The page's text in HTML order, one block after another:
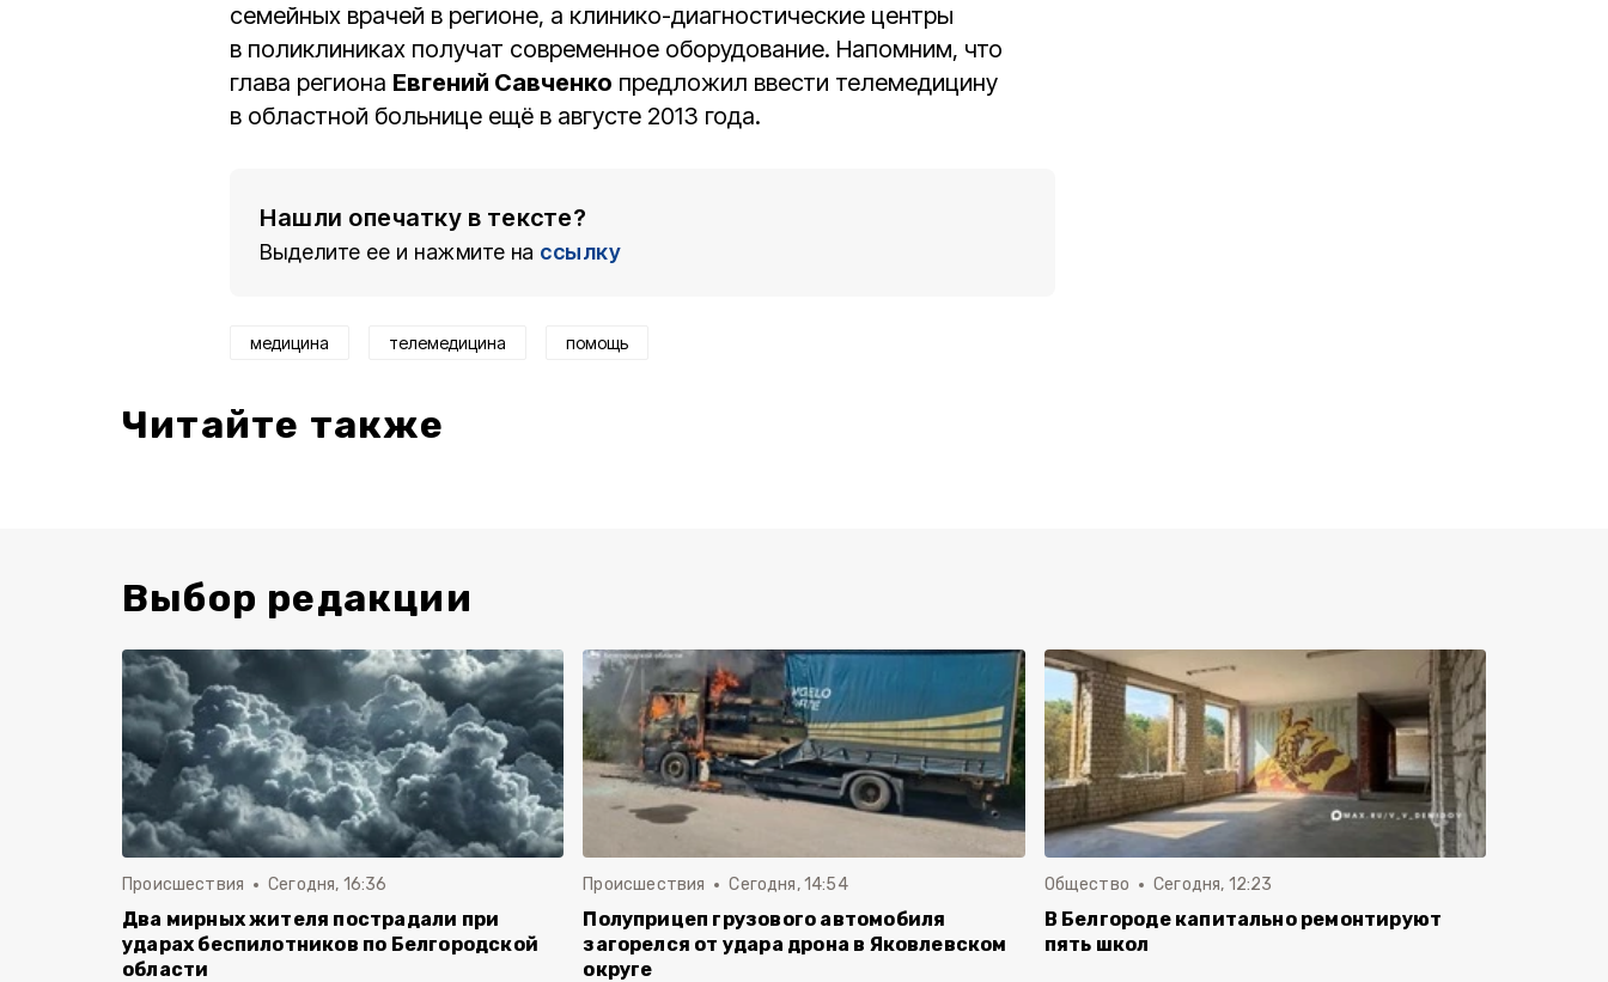
семейных врачей в регионе, а клинико-диагностические центры
в поликлиниках получат современное оборудование. Напомним, что
глава региона Евгений Савченко предложил ввести телемедицину
в областной больнице ещё в августе 2013 года.
Нашли опечатку в тексте?
Выделите ее и нажмите на ссылку
медицина телемедицина помощь
Читайте также
Выбор редакции
Происшествия Сегодня, 16:36
Два мирных жителя пострадали при
ударах беспилотников по Белгородской
области
Происшествия Сегодня, 14:54
Полуприцеп грузового автомобиля
загорелся от удара дрона в Яковлевском
округе
Общество Сегодня, 12:23
В Белгороде капитально ремонтируют
пять школ